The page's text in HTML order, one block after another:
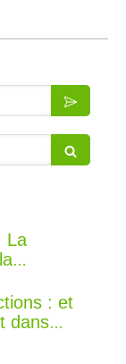
La
: et
dans